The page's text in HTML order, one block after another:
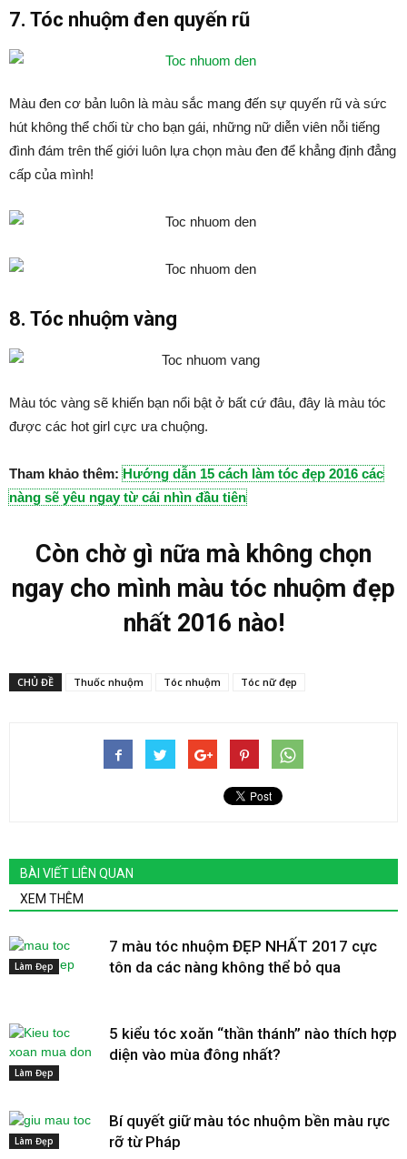
7. Tóc nhuộm đen quyến rũ
Màu đen cơ bản luôn là màu sắc mang đến sự quyến rũ và sức
hút không thể chối từ cho bạn gái, những nữ diễn viên nỗi tiếng
đình đám trên thế giới luôn lựa chọn màu đen để khẳng định đẳng
cấp của mình!
8. Tóc nhuộm vàng
Màu tóc vàng sẽ khiến bạn nổi bật ở bất cứ đâu, đây là màu tóc
được các hot girl cực ưa chuộng.
Tham khảo thêm:Hướng dẫn 15 cách làm tóc đẹp 2016 các
nàng sẽ yêu ngay từ cái nhìn đầu tiên
Còn chờ gì nữa mà không chọn
ngay cho mình màu tóc nhuộm đẹp
nhất 2016 nào!
CHỦ ĐỀ Thuốc nhuộm Tóc nhuộm Tóc nữ đẹp
BÀI VIẾT LIÊN QUAN
XEM THÊM
Làm Đẹp
7 màu tóc nhuộm ĐẸP NHẤT 2017 cực
tôn da các nàng không thể bỏ qua
Làm Đẹp
5 kiểu tóc xoăn “thần thánh” nào thích hợp
diện vào mùa đông nhất?
Làm Đẹp
Bí quyết giữ màu tóc nhuộm bền màu rực
rỡ từ Pháp